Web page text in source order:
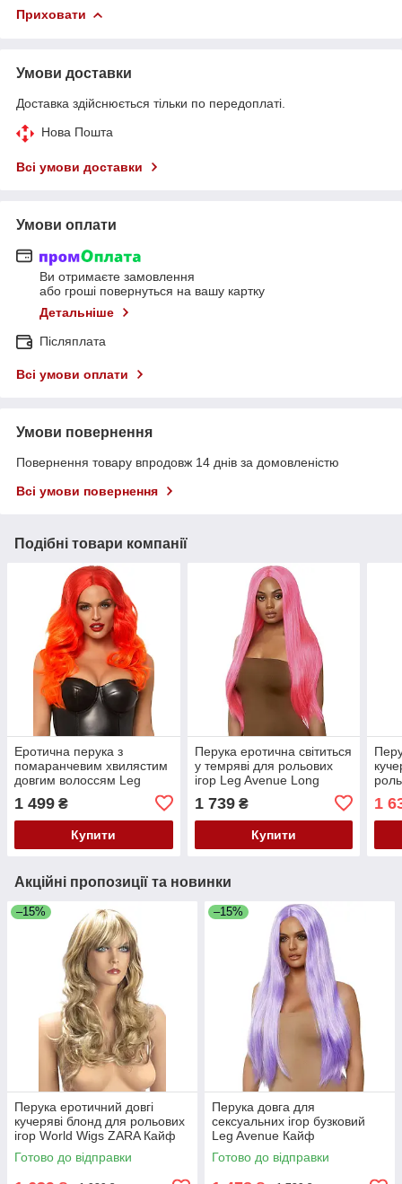
Приховати
Умови доставки
Доставка здійснюється тільки по передоплаті.
Нова Пошта
Всі умови доставки
Умови оплати
Ви отримаєте замовлення
або гроші повернуться на вашу картку
Детальніше
Післяплата
Всі умови оплати
Умови повернення
Повернення товару впродовж 14 днів за домовленістю
Всі умови повернення
Подібні товари компанії
Еротична перука з
помаранчевим хвилястим
довгим волоссям Leg
1 499 ₴
Купити
Перука еротична світиться
у темряві для рольових
ігор Leg Avenue Long
1 739₴
Купити
1
Акційні пропозиції та новинки
–15%
Перука еротичний довгі
кучеряві блонд для рольових
ігор World Wigs ZARA Кайф
Готово до відправки
–15%
Перука довга для
сексуальних ігор бузковий
Leg Avenue Кайф
Готово до відправки